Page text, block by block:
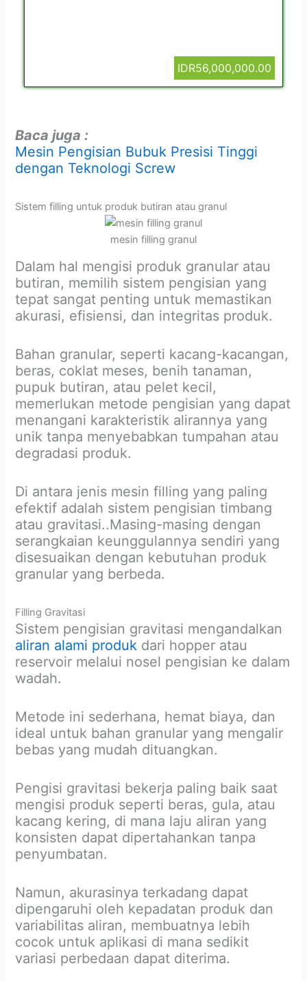
IDR56,000,000.00
Baca juga :
Mesin Pengisian Bubuk Presisi Tinggi
dengan Teknologi Screw
Sistem filling untuk produk butiran atau granul
mesin filling granul
Dalam hal mengisi produk granular atau
butiran, memilih sistem pengisian yang
tepat sangat penting untuk memastikan
akurasi, efisiensi, dan integritas produk.
Bahan granular, seperti kacang-kacangan,
beras, coklat meses, benih tanaman,
pupuk butiran, atau pelet kecil,
memerlukan metode pengisian yang dapat
menangani karakteristik alirannya yang
unik tanpa menyebabkan tumpahan atau
degradasi produk.
Di antara jenis mesin filling yang paling
efektif adalah sistem pengisian timbang
atau gravitasi..Masing-masing dengan
serangkaian keunggulannya sendiri yang
disesuaikan dengan kebutuhan produk
granular yang berbeda.
Filling Gravitasi
Sistem pengisian gravitasi mengandalkan
aliran alami produk dari hopper atau
reservoir melalui nosel pengisian ke dalam
wadah.
Metode ini sederhana, hemat biaya, dan
ideal untuk bahan granular yang mengalir
bebas yang mudah dituangkan.
Pengisi gravitasi bekerja paling baik saat
mengisi produk seperti beras, gula, atau
kacang kering, di mana laju aliran yang
konsisten dapat dipertahankan tanpa
penyumbatan.
Namun, akurasinya terkadang dapat
dipengaruhi oleh kepadatan produk dan
variabilitas aliran, membuatnya lebih
cocok untuk aplikasi di mana sedikit
variasi perbedaan dapat diterima.